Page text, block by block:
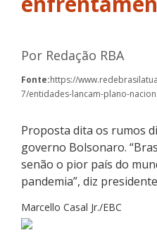
Por Redação RBA
Fonte:https://
7/entidades-lancam-plano-
Proposta dita os rumos
governo Bolsonaro.
senão o pior país do
pandemia”, diz
Marcello Casal Jr./EBC